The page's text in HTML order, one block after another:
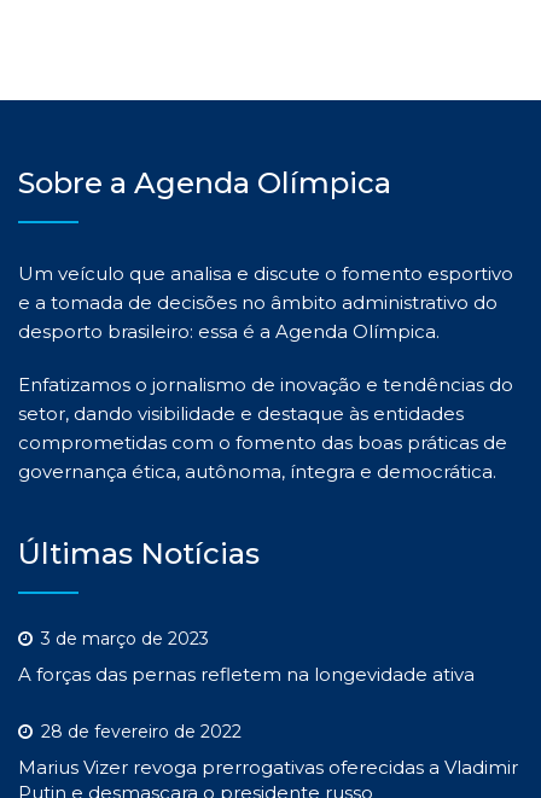
Sobre a Agenda Olímpica
Um veículo que analisa e discute o fomento esportivo
e a tomada de decisões no âmbito administrativo do
desporto brasileiro: essa é a Agenda Olímpica.
Enfatizamos o jornalismo de inovação e tendências do
setor, dando visibilidade e destaque às entidades
comprometidas com o fomento das boas práticas de
governança ética, autônoma, íntegra e democrática.
Últimas Notícias
3 de março de 2023
A forças das pernas refletem na longevidade ativa
28 de fevereiro de 2022
Marius Vizer revoga prerrogativas oferecidas a Vladimir
Putin e desmascara o presidente russo